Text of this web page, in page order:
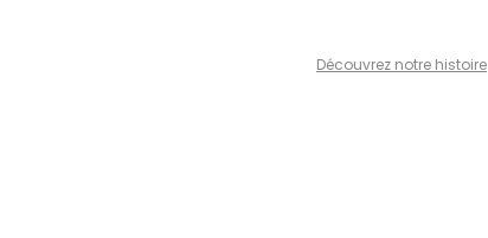
Découvrez notre histoire